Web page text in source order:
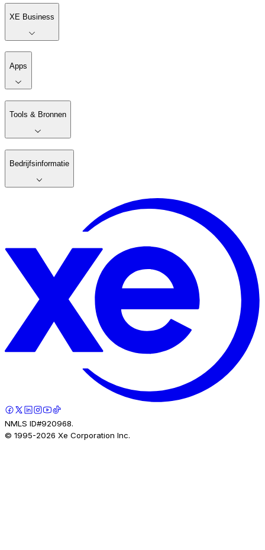
XE Business
Apps
Tools & Bronnen
Bedrijfsinformatie
NMLS ID#920968.
© 1995-2026 Xe Corporation Inc.